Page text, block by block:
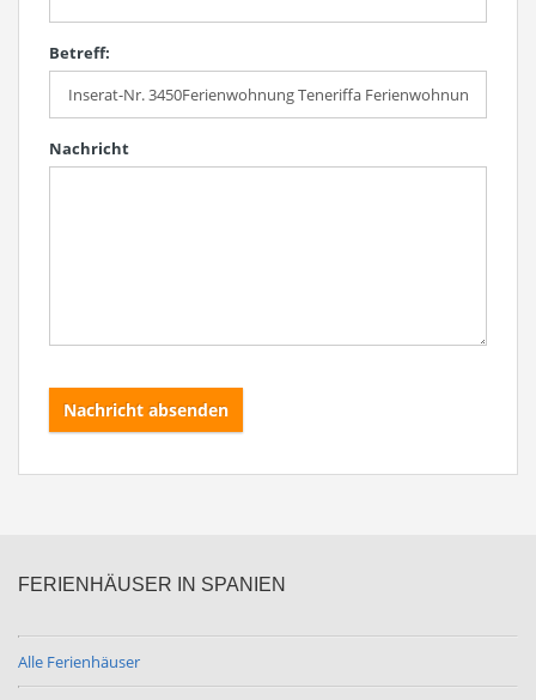
Betreff:
Nachricht
Nachricht absenden
FERIENHÄUSER IN SPANIEN
Alle Ferienhäuser